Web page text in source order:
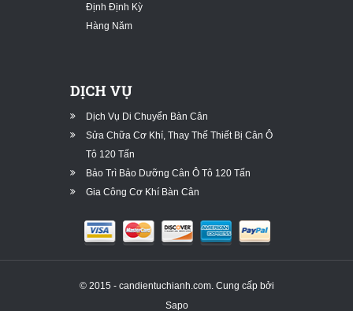
Định Định Kỳ
Hàng Năm
DỊCH VỤ
Dịch Vụ Di Chuyển Bàn Cân
Sửa Chữa Cơ Khí, Thay Thế Thiết Bị Cân Ô
Tô 120 Tấn
Bảo Trì Bảo Dưỡng Cân Ô Tô 120 Tấn
Gia Công Cơ Khí Bàn Cân
© 2015 - candientuchianh.com. Cung cấp bởi
Sapo